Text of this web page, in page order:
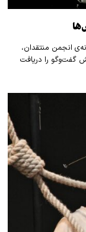
انجمن منتقدان،
گفت‌وگو را دریافت